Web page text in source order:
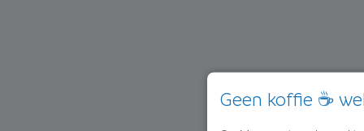
Geen koffie ☕